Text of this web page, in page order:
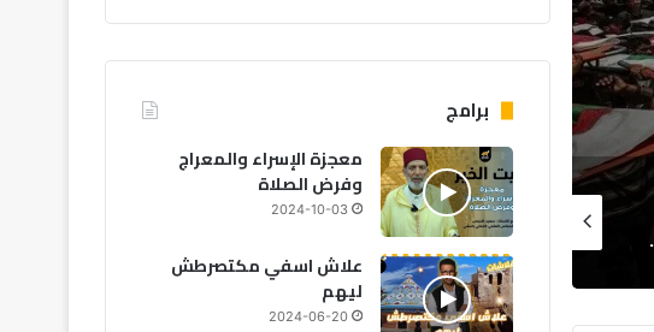
كندا تؤكد التزامها بتعزيز
الكندية وتوسيع
2026-08-02
رئاسة الفيفا.. أبرز المرشحين المحتملين لخلافة جياني إنفانتينو
2026-08-01
برامج
معجزة الإسراء والمعراج
وفرض الصلاة
2024-10-03
علاش اسفي مكتصرطش
ليهم
2024-06-20